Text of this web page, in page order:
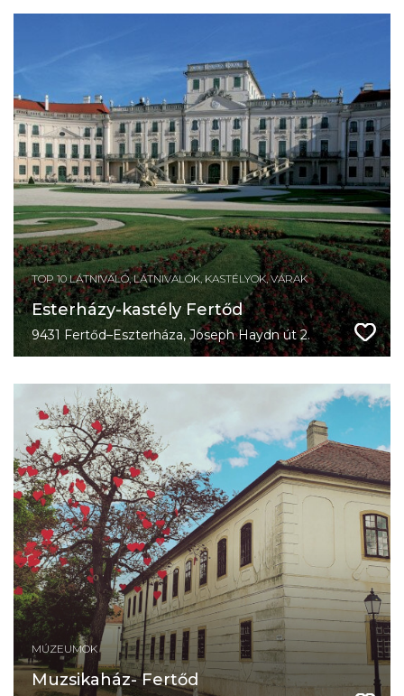
TOP 10 LÁTNIVALÓ, LÁTNIVALÓK, KASTÉLYOK, VÁRAK
Esterházy-kastély Fertőd
9431 Fertőd–Eszterháza, Joseph Haydn út 2.
MÚZEUMOK
Muzsikaház- Fertőd